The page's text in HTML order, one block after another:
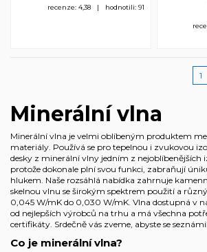
recenze: 4,38 | hodnotili: 91
1
Minerální vlna
Minerální vlna je velmi oblíbeným produktem
materiály. Používá se pro tepelnou i zvukovou
desky z minerální vlny jedním z nejoblíbenějších
protože dokonale plní svou funkci, zabraňují
hlukem. Naše rozsáhlá nabídka zahrnuje
skelnou vlnu se širokým spektrem použití a
0,045 W/mK do 0,030 W/mK. Vlna dostupná v
od nejlepších výrobců na trhu a má všechna
certifikáty. Srdečně vás zveme, abyste se
Co je minerální vlna?